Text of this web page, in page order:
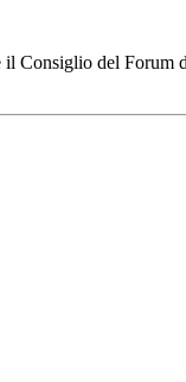
del Forum